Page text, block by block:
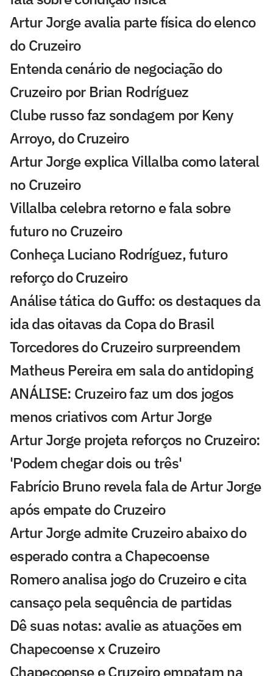
Artur Jorge avalia parte física do elenco
do Cruzeiro
Entenda cenário de negociação do
Cruzeiro por Brian Rodríguez
Clube russo faz sondagem por Keny
Arroyo, do Cruzeiro
Artur Jorge explica Villalba como lateral
no Cruzeiro
Villalba celebra retorno e fala sobre
futuro no Cruzeiro
Conheça Luciano Rodríguez, futuro
reforço do Cruzeiro
Análise tática do Guffo: os destaques da
ida das oitavas da Copa do Brasil
Torcedores do Cruzeiro surpreendem
Matheus Pereira em sala do antidoping
ANÁLISE: Cruzeiro faz um dos jogos
menos criativos com Artur Jorge
Artur Jorge projeta reforços no Cruzeiro:
'Podem chegar dois ou três'
Fabrício Bruno revela fala de Artur Jorge
após empate do Cruzeiro
Artur Jorge admite Cruzeiro abaixo do
esperado contra a Chapecoense
Romero analisa jogo do Cruzeiro e cita
cansaço pela sequência de partidas
Dê suas notas: avalie as atuações em
Chapecoense x Cruzeiro
Chapecoense e Cruzeiro empatam na